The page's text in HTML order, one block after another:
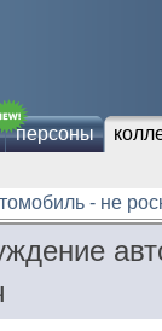
персоны
- не